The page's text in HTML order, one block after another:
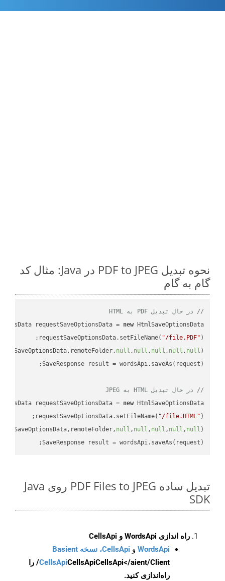
نحوه تبدیل PDF to JPEG در Java: مثال کد
گام به گام
// در حال تبدیل PDF به HTML
requestSaveOptionsData = new
requestSaveOptionsData.setFileName( "/file.PDF"
null , null , null , null , null
// در حال تبدیل HTML به JPEG
requestSaveOptionsData = new
requestSaveOptionsData.setFileName( "/file.HTML"
null , null , null , null , null
SaveResponse result = wordsApi.saveAs(request);
تبدیل ساده PDF Files to JPEG روی Java
SDK
راه اندازی WordsApi و CellsApi
WordsApi و CellsApi، نسخه Basient
CellsApiCellsApi
CellsApi</aient/Client/ را
راه‌اندازی کنید.